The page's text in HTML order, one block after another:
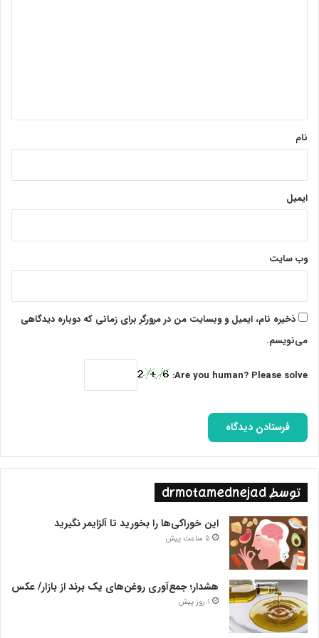
نام
ایمیل
وب‌ سایت
ذخیره نام، ایمیل و وبسایت من در مرورگر برای زمانی که دوباره دیدگاهی
می‌نویسم.
Are you human? Please solve:
توسط drmotamednejad
این خوراکی‌ها را بخورید تا آلزایمر نگیرید
5 ساعت پیش
هشدار؛ جمع‌آوری روغن‌های یک برند از بازار/ عکس
1 روز پیش